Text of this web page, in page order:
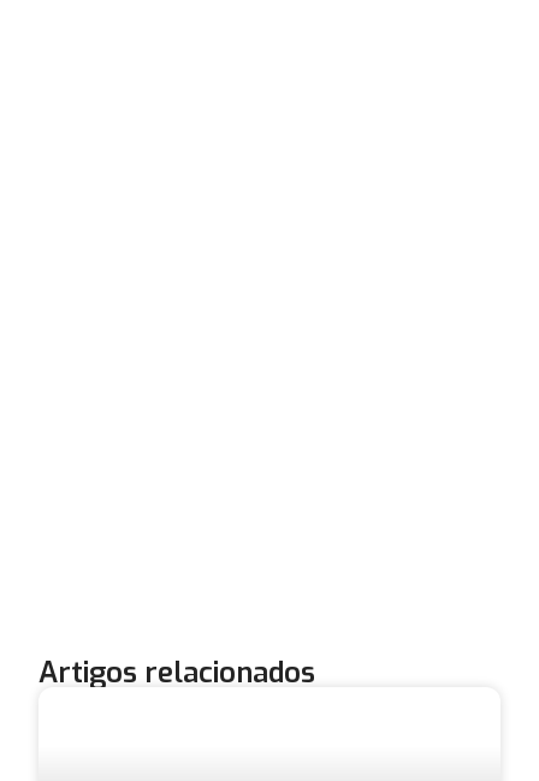
Artigos relacionados